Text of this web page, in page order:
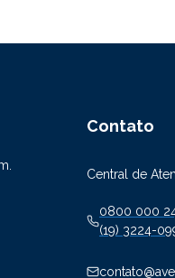
Contato
Central de
0800 000
(19) 3224-